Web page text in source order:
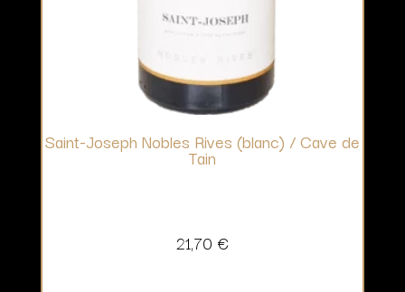
Saint-Joseph Nobles Rives (blanc) / Cave de
Tain
21,70 €